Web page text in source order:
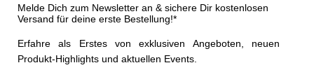
Melde Dich zum Newsletter an & sichere Dir kostenlosen
Versand für deine erste Bestellung!*
Erfahre als Erstes von exklusiven Angeboten, neuen
Produkt-Highlights und aktuellen Events.